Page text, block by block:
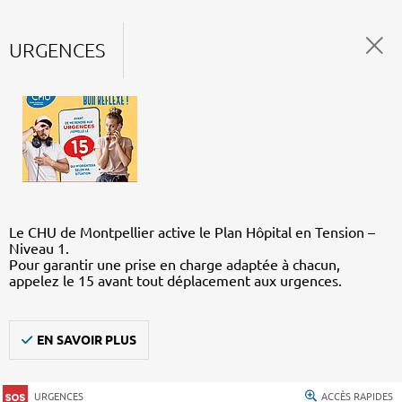
URGENCES
Le CHU de Montpellier active le Plan Hôpital en Tension –
Niveau 1.
Pour garantir une prise en charge adaptée à chacun,
appelez le 15 avant tout déplacement aux urgences.
EN SAVOIR PLUS
URGENCES ACCÈS RAPIDES